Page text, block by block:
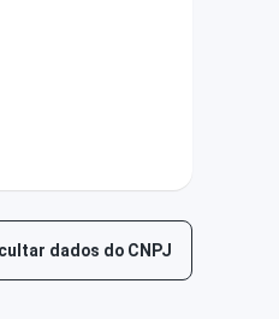
dados do CNPJ